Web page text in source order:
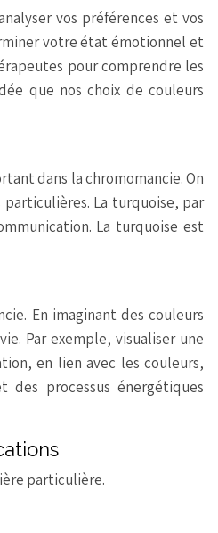
vos préférences et vos
votre état émotionnel et
pour comprendre les
que nos choix de couleurs
dans la chromomancie. On
particulières. La turquoise, par
La turquoise est
En imaginant des couleurs
Par exemple, visualiser une
en lien avec les couleurs,
processus énergétiques
particulière.